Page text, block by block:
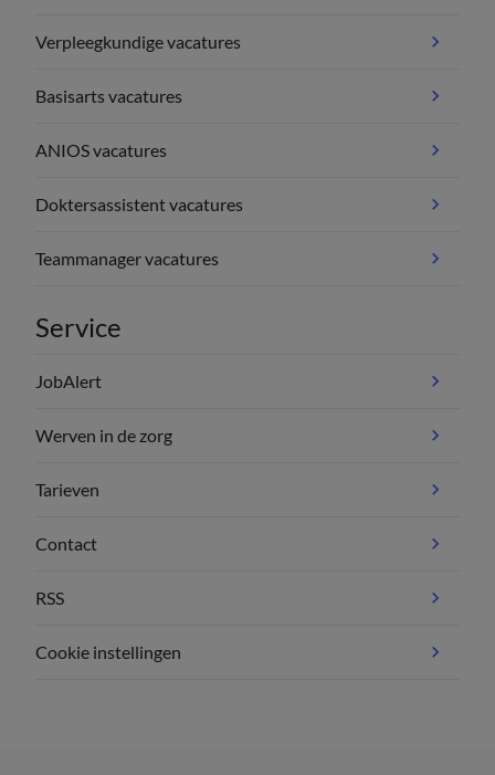
Verpleegkundige vacatures
Basisarts vacatures
ANIOS vacatures
Doktersassistent vacatures
Teammanager vacatures
Service
JobAlert
Werven in de zorg
Tarieven
Contact
RSS
Cookie instellingen